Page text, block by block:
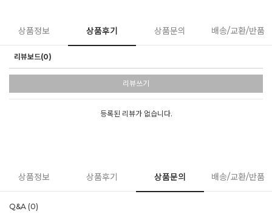
상품정보 상품후기 상품문의 배송/교환/반품
리뷰보드(0)
리뷰쓰기
등록된 리뷰가 없습니다.
상품정보 상품후기 상품문의 배송/교환/반품
Q&A (0)